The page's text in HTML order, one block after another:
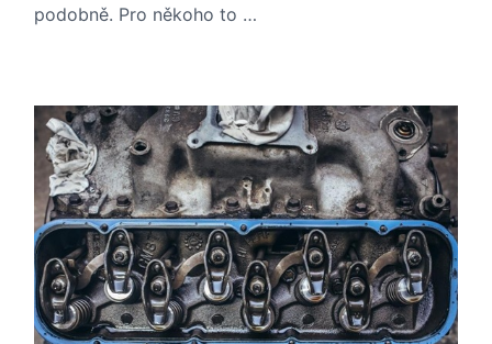
podobně. Pro někoho to …